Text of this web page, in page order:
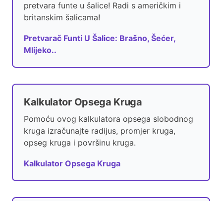
pretvara funte u šalice! Radi s američkim i
britanskim šalicama!
Pretvarač Funti U Šalice: Brašno, Šećer,
Mlijeko..
Kalkulator Opsega Kruga
Pomoću ovog kalkulatora opsega slobodnog
kruga izračunajte radijus, promjer kruga,
opseg kruga i površinu kruga.
Kalkulator Opsega Kruga